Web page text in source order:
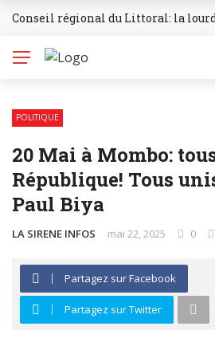
BREAKING NEWS
Conseil régional du Littoral: la
POLITIQUE
20 Mai à Mombo:
République! Tous
Paul Biya
LA SIRENE INFOS mai 22, 2025 0
Partagez sur Facebook
Partagez sur Twitter